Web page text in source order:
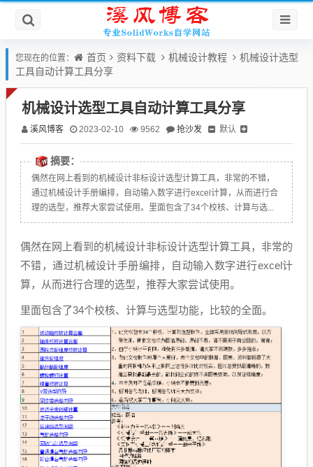
您现在的位置： 首页 资料下载 机械设计教程
机械设计选型
工具自动计算工具分享
机械设计选型工具自动计算工具分享
溪风博客 2023-02-10 9562 抢沙发 默认
摘要：
偶然在网上看到的机械设计非标设计选型计算工具，非常的不错，
通过机械设计手册编排，自动输入数字进行excel计算，从而进行合
理的选型，推荐大家尝试使用。里面包含了34个校核、计算与选...
偶然在网上看到的机械设计非标设计选型计算工具，非常的
不错，通过机械设计手册编排，自动输入数字进行excel计
算，从而进行合理的选型，推荐大家尝试使用。
里面包含了34个校核、计算与选型功能，比较的全面。